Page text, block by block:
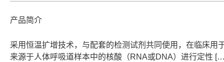
产品简介
采用恒温扩增技术，与配套的检测试剂共同使用，在临床用
来源于人体呼吸道样本中的核酸（RNA或DNA）进行定性